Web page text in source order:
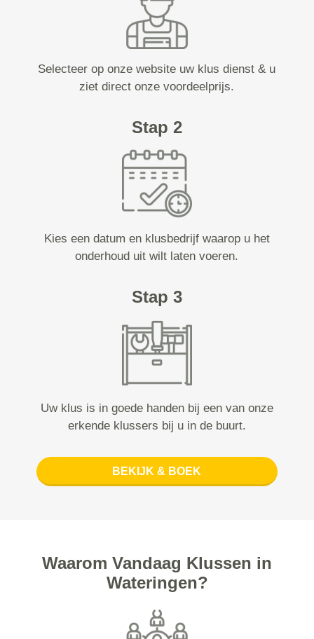
Selecteer op onze website uw klus dienst & u
ziet direct onze voordeelprijs.
Stap 2
Kies een datum en klusbedrijf waarop u het
onderhoud uit wilt laten voeren.
Stap 3
Uw klus is in goede handen bij een van onze
erkende klussers bij u in de buurt.
BEKIJK & BOEK
Waarom Vandaag Klussen in
Wateringen?